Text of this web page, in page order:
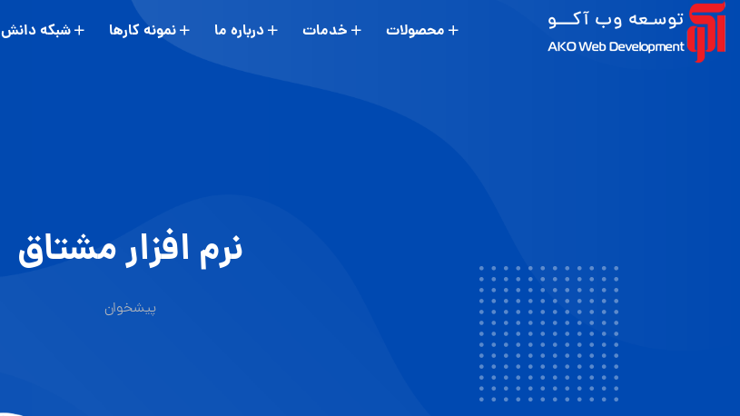
محصولات خدمات درباره ما نمونه کارها شبکه دانش
نرم افزار مشتاق
پیشخوان